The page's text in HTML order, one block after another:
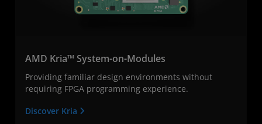
AMD Kria™ System-on-Modules
Providing familiar design environments without
requiring FPGA programming experience.
Discover Kria